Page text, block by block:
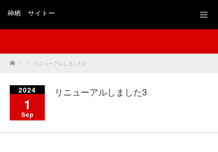
神栖 サイトー
Home リニューアルしました3
2024
1
Sep
リニューアルしました3